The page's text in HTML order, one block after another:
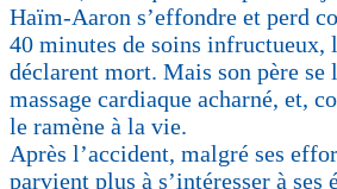
Haïm-Aaron s’effondre et perd
40 minutes de soins infructueux,
déclarent mort. Mais son père se
massage cardiaque acharné, et,
le ramène à la vie.
Après l’accident, malgré ses
parvient plus à s’intéresser à ses